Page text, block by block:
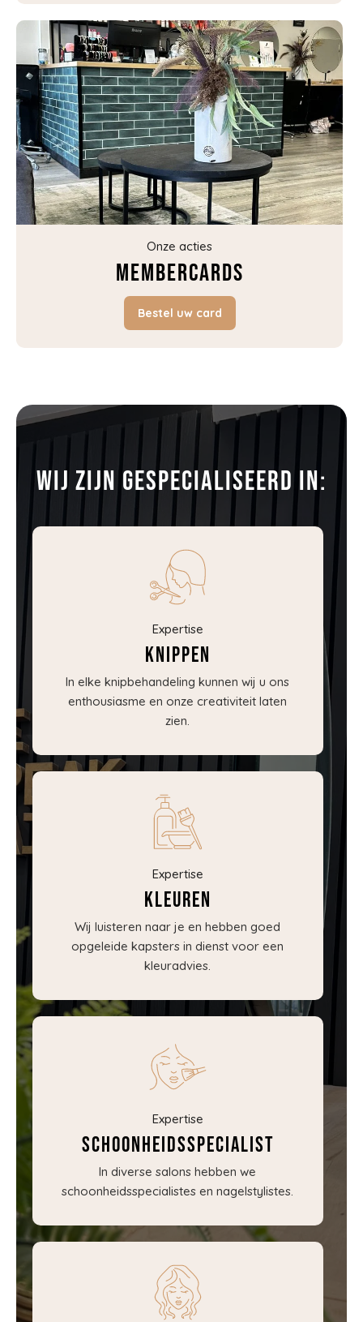
Onze acties
Membercards
Bestel uw card
Wij zijn gespecialiseerd in:
Expertise
Knippen
In elke knipbehandeling kunnen wij u ons
enthousiasme en onze creativiteit laten
zien.
Expertise
Kleuren
Wij luisteren naar je en hebben goed
opgeleide kapsters in dienst voor een
kleuradvies.
Expertise
Schoonheidsspecialist
In diverse salons hebben we
schoonheidsspecialistes en nagelstylistes.